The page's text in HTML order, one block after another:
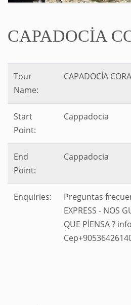
CAPADOCİA
Tour
Name:
CAPADOCİA
Start
Point:
Cappadocia
End
Point:
Cappadocia
Enquiries:
Preguntas
EXPRESS - NOS
QUE PİENSA ?